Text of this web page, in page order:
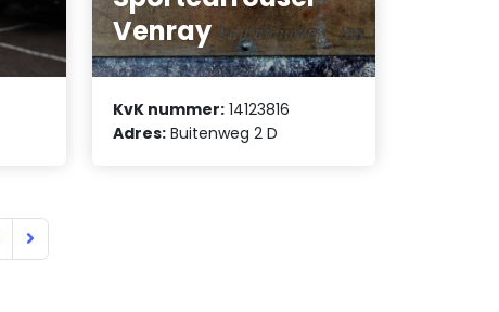
Venray
KvK nummer: 14123816
Adres: Buitenweg 2 D